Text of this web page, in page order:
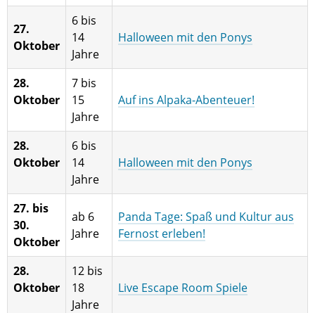
27.
Oktober
6 bis
14
Jahre
Halloween mit den Ponys
28.
Oktober
7 bis
15
Jahre
Auf ins Alpaka-Abenteuer!
28.
Oktober
6 bis
14
Jahre
Halloween mit den Ponys
27. bis
30.
Oktober
ab 6
Jahre
Panda Tage: Spaß und Kultur aus
Fernost erleben!
28.
Oktober
12 bis
18
Jahre
Live Escape Room Spiele